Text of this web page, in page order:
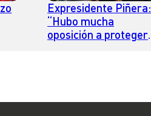
Expresidente Piñera:
“Hubo mucha
oposición a proteger